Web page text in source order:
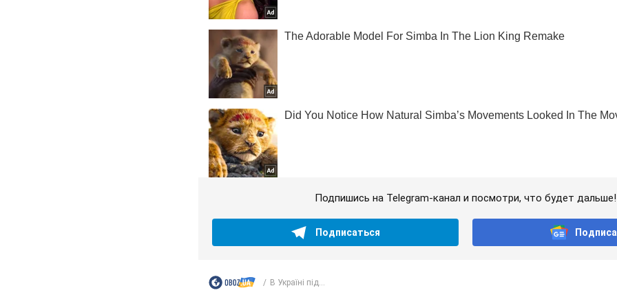
Подпишись на Telegram-канал и посмотри, что будет дальше!
Подписаться
В Україні під...